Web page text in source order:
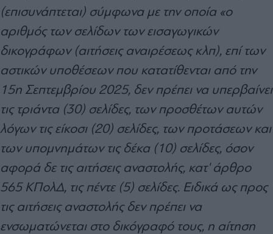
(επισυνάπτεται) σύμφωνα με την οποία «ο
αριθμός των σελίδων των εισαγωγικών
δικογράφων (αιτήσεις αναιρέσεως κλπ), επί των
αστικών υποθέσεων που κατατίθενται από την
15η Σεπτεμβρίου 2025, δεν πρέπει να υπερβαίνει
τις τριάντα (30) σελίδες, των προσθέτων αυτών
λόγων τις είκοσι (20) σελίδες, των προτάσεων και
των υπομνημάτων τις δέκα (10) σελίδες, όσον
αφορά δε τις αιτήσεις αναστολής, κατ' άρθρο
565 ΚΠολΔ, τις πέντε (5) σελίδες. Ειδικά ως προς
τις αιτήσεις αναστολής δεν πρέπει να
ενσωματώνεται στο δικόγραφό τους, η αίτηση